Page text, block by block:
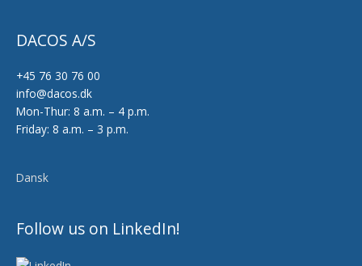
DACOS A/S
+45 76 30 76 00
info@dacos.dk
Mon-Thur: 8 a.m. – 4 p.m.
Friday: 8 a.m. – 3 p.m.
Dansk
Follow us on LinkedIn!